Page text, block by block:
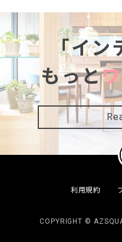
「イ
もっとワ
利用規約
COPYRIGHT ©